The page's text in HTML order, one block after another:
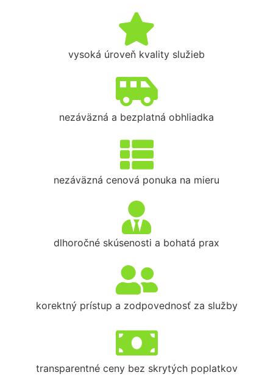
vysoká úroveň kvality služieb
nezáväzná a bezplatná obhliadka
nezáväzná cenová ponuka na mieru
dlhoročné skúsenosti a bohatá prax
korektný prístup a zodpovednosť za služby
transparentné ceny bez skrytých poplatkov